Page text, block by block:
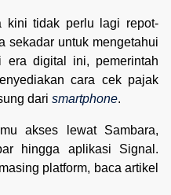
kini tidak perlu lagi repot-
sekadar untuk mengetahui
era digital ini, pemerintah
cara cek pajak
dari smartphone.
akses lewat Sambara,
hingga aplikasi Signal.
platform, baca artikel